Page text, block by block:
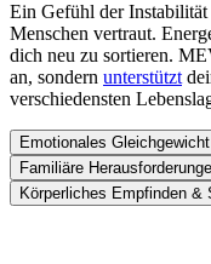
Ein Gefühl der
Menschen vertraut.
dich neu zu sortieren.
an, sondern unterstützt
verschiedensten
Emotionales Gleichgewicht
Familiäre
Körperliches Empfinden &